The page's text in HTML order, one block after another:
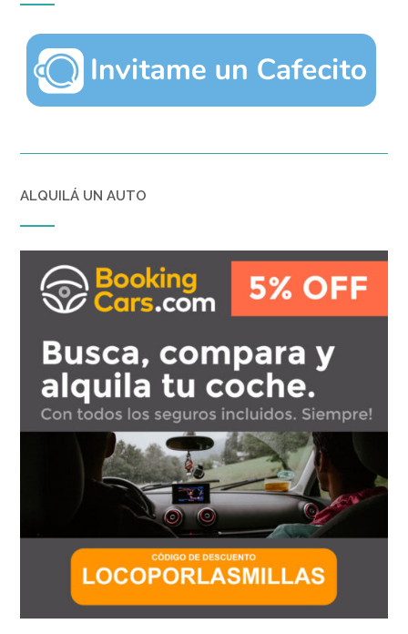
ALQUILÁ UN AUTO